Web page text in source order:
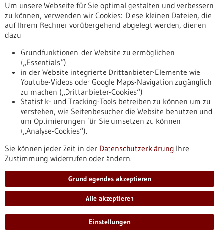
Prime Vector Technologies GmbH - 09.04.2020
Mit einem Impfstoffbaukasten gegen
COVID-19
Mit ihrem Impfstoffbaukasten-System entwickelt das Start-
up-Unternehmen Prime Vector Technologies GmbH (PVT) aus
Tübingen Impfstoffe (Vakzine) gegen Krebs und
Infektionserkrankungen. Gerade arbeitet das Team der PVT
mit Hochdruck an der Herstellung eines COVID-19-
Impfstoffes.
https://www.gesundheitsindustrie-
bw.de/fachbeitrag/aktuell/mit-einem-impfstoffbaukasten-
gegen-covid-19
Fachbeitrag - 08.11.2019
Um unsere Webseite für Sie optimal gestalten und verbessern
zu können, verwenden wir Cookies: Diese kleinen Dateien, die
auf Ihrem Rechner vorübergehend abgelegt werden, dienen
dazu
Grundfunktionen der Website zu ermöglichen
(„Essentials“)
in der Website integrierte Drittanbieter-Elemente wie
Youtube-Videos oder Google Maps-Navigation zugänglich
zu machen („Drittanbieter-Cookies“)
Statistik- und Tracking-Tools betreiben zu können um zu
verstehen, wie Seitenbesucher die Website benutzen und
um Optimierungen für Sie umsetzen zu können
(„Analyse-Cookies“).
Sie können jeder Zeit in der Datenschutzerklärung Ihre
Zustimmung widerrufen oder ändern.
Grundlegendes akzeptieren
Alle akzeptieren
Einstellungen